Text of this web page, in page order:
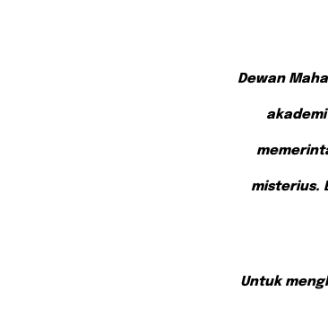
Dewan
misterius.
Untuk